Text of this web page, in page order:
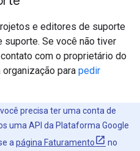
e editores de suporte
Se você não tiver
com o proprietário do
para pedir
precisa ter uma conta de
uma API da Plataforma Google
a página Faturamento
no